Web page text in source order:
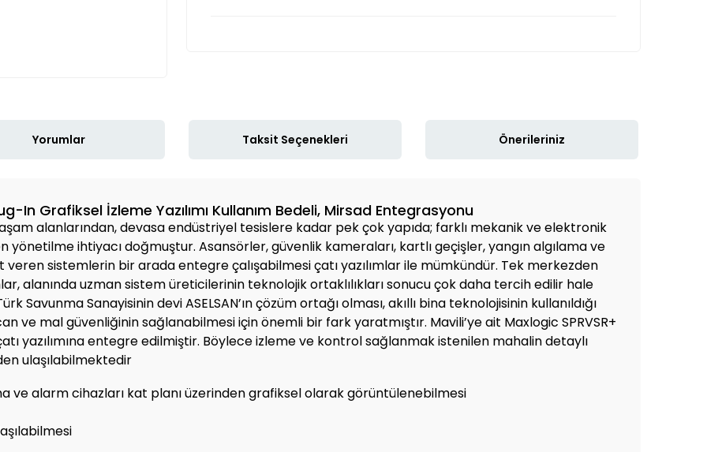
Yorumlar Taksit Seçenekleri Önerileriniz
In Grafiksel İzleme Yazılımı Kullanım Bedeli, Mirsad Entegrasyonu
alanlarından, devasa endüstriyel tesislere kadar pek çok yapıda; farklı mekanik ve elektronik
ihtiyacı doğmuştur. Asansörler, güvenlik kameraları, kartlı geçişler, yangın algılama ve
sistemlerin bir arada entegre çalışabilmesi çatı yazılımlar ile mümkündür. Tek merkezden
alanında uzman sistem üreticilerinin teknolojik ortaklılıkları sonucu çok daha tercih edilir hale
Savunma Sanayisinin devi ASELSAN’ın çözüm ortağı olması, akıllı bina teknolojisinin kullanıldığı
ve mal güvenliğinin sağlanabilmesi için önemli bir fark yaratmıştır. Mavili’ye ait Maxlogic SPRVSR+
çatı yazılımına entegre edilmiştir. Böylece izleme ve kontrol sağlanmak istenilen mahalin detaylı
ulaşılabilmektedir
ve alarm cihazları kat planı üzerinden grafiksel olarak görüntülenebilmesi